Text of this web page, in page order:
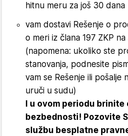
hitnu meru za još 30 dana
vam dostavi Rešenje o
o meri iz člana 197 ZKP
(napomena: ukoliko ste
stanovanja, podnesite
vam se Rešenje ili pošalje
uruči u sudu)
I u ovom periodu brinite
bezbednosti! Pozovite
službu besplatne